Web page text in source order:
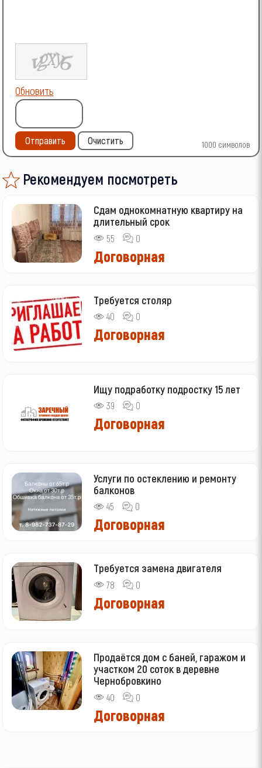
1000 символов
Обновить
Отправить Очистить
Рекомендуем посмотреть
Сдам однокомнатную квартиру на
длительный срок
55 0
Договорная
Требуется столяр
40 0
Договорная
Ищу подработку подростку 15 лет
39 0
Договорная
Услуги по остеклению и ремонту
балконов
45 0
Договорная
Требуется замена двигателя
78 0
Договорная
Продаётся дом с баней, гаражом и
участком 20 соток в деревне
Чернобровкино
40 0
Договорная